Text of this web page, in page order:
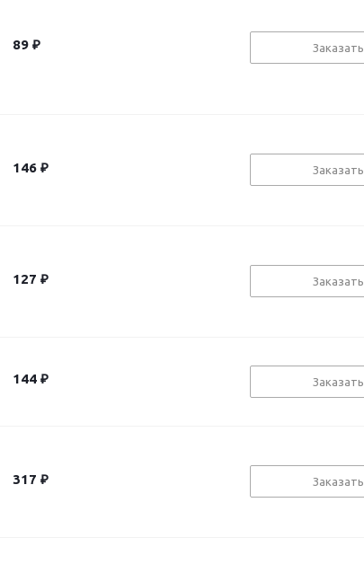
89 ₽ Заказать
146 ₽ Заказать
127 ₽ Заказать
144 ₽ Заказать
317 ₽ Заказать